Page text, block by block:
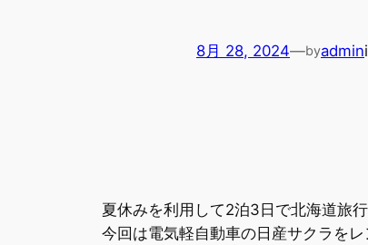
8月 28, 2024—byadmin
夏休みを利用して2泊3日で北海道旅
今回は電気軽自動車の日産サクラを